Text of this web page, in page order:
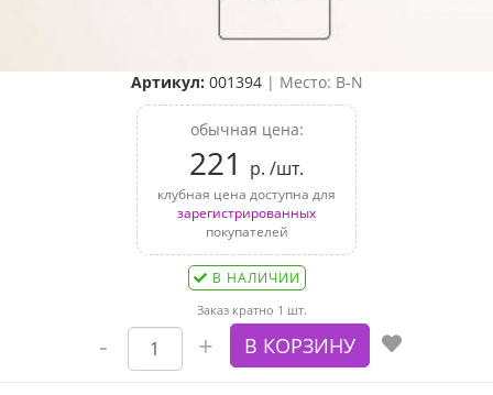
Артикул: 001394| Место: B-N
обычная цена:
221 р. /шт.
клубная цена доступна для
зарегистрированных
покупателей
В НАЛИЧИИ
Заказ кратно 1 шт.